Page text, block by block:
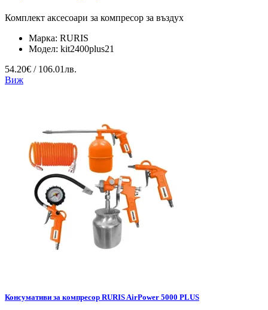
Комплект аксесоари за компресор за въздух
Марка: RURIS
Модел: kit2400plus21
54.20€ / 106.01лв.
Виж
Консумативи за компресор RURIS AirPower 5000 PLUS